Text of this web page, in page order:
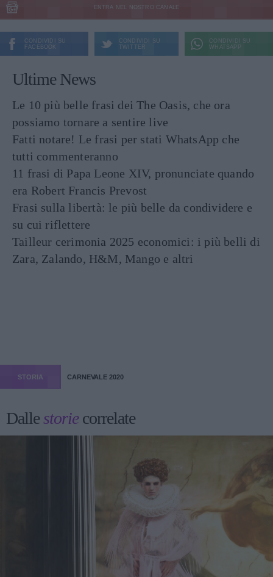
ENTRA NEL NOSTRO CANALE
CONDIVIDI SU
FACEBOOK
CONDIVIDI SU
TWITTER
CONDIVIDI SU
WHATSAPP
Ultime News
Le 10 più belle frasi dei The Oasis, che ora
possiamo tornare a sentire live
Fatti notare! Le frasi per stati WhatsApp che
tutti commenteranno
11 frasi di Papa Leone XIV, pronunciate quando
era Robert Francis Prevost
Frasi sulla libertà: le più belle da condividere e
su cui riflettere
Tailleur cerimonia 2025 economici: i più belli di
Zara, Zalando, H&M, Mango e altri
STORIA CARNEVALE 2020
Dallestoriecorrelate